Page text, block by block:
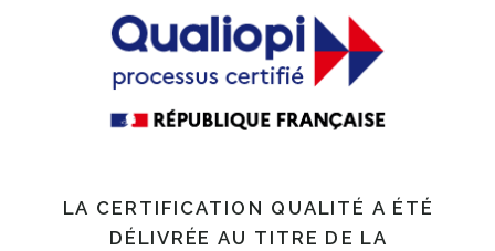
LA CERTIFICATION QUALITÉ A ÉTÉ
DÉLIVRÉE AU TITRE DE LA